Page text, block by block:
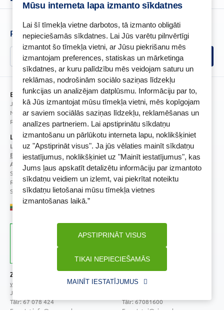
Mūsu interneta lapa izmanto sīkdatnes
Lai šī tīmekļa vietne darbotos, tā izmanto obligāti
nepieciešamās sīkdatnes. Lai Jūs varētu pilnvērtīgi
izmantot šo tīmekļa vietni, ar Jūsu piekrišanu mēs
izmantojam preferences, statiskas un mārketinga
sīkdatnes, ar kuru palīdzību mēs veidojam saturu un
reklāmas, nodrošinām sociālo saziņas līdzekļu
funkcijas un analizējam datplūsmu. Informāciju par to,
kā Jūs izmantojat mūsu tīmekļa vietni, mēs kopīgojam
ar saviem sociālās saziņas līdzekļu, reklamēšanas un
analīzes partneriem. Lai apstiprinātu sīkdatņu
izmantošanu un pārlūkotu interneta lapu, noklikšķiniet
uz "Apstiprināt visus". Ja jūs vēlaties mainīt sīkdatņu
iestatījumus, noklikšķiniet uz "Mainīt iestatījumus", kas
Jums ļaus apskatīt detalizētu informāciju par izmantoto
sīkdatņu veidiem un izlemt, vai piekrītat noteiktu
sīkdatņu lietošanai mūsu tīmekļa vietnes
izmantošanas laikā.”
TIKAI NEPIECIEŠAMĀS
APSTIPRINĀT VISUS
MAINĪT IESTATĪJUMUS
Atteikuma tiesību veidlapa
Privātuma politika
Sīkfailu politika
Videonovērošanas politika
Senioru priekšrocības
Īpašās priekšrocības
BENU lietotne
BENU lojalitātes programmas noteikumi
Piesakies un esi pirmais, kas uzzina BENU jaunumus!
BENU Aptieka Latvija, SIA
Juridiskā adrese / Faktiskā adrese:
Noliktavu iela 5, Dreiliņi, Stopiņu novads, LV-2130
Reģistrācijas Nr.: 40003252167
Licence
Licences numurs:A00010
E-aptiekas kontakti
Aptiekas vadītāja:
Sertificēta farmaceite: Jeļena Gončarova
Reģistrācijas Nr.: F-0834
Sertifikāta Nr.: 092.2020
Zāļu valsts aģentūra
www.zva.gov.lv
Jersikas iela 15, Rīga
Tālr: 67 078 424
E-pasts: info@zva.gov.lv
www.vi.gov.lv
Tālr: 67081600
E-pasts: vi@vi.gov.lv